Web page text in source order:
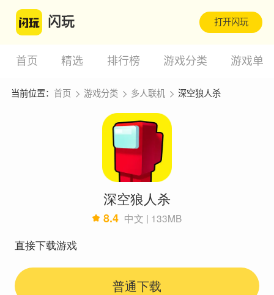
闪玩 打开闪玩
首页 精选 排行榜 游戏分类 游戏单
当前位置： 首页 游戏分类 多人联机 深空狼人杀
深空狼人杀
8.4 中文 | 133MB
直接下载游戏
普通下载